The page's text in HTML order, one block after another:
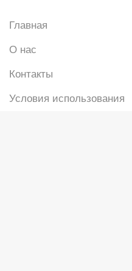
Главная
О нас
Контакты
Условия использования